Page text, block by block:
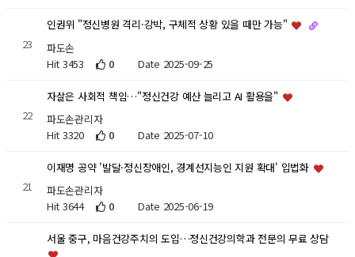
23
인권위 "정신병원 격리·강박, 구체적 상황 있을 때만 가능"
파도손
Hit 3453
0 Date 2025-09-25
22
자살은 사회적 책임…"정신건강 예산 늘리고 AI 활용을"
파도손관리자
Hit 3320
0 Date 2025-07-10
21
이재명 공약 '발달·정신장애인, 경계선지능인 지원 확대' 입법화
파도손관리자
Hit 3644
0 Date 2025-06-19
서울 중구, 마음건강주치의 도입…정신건강의학과 전문의 무료 상담